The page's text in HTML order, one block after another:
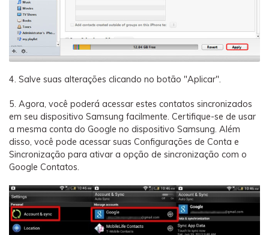
4. Salve suas alterações clicando no botão "Aplicar".
5. Agora, você poderá acessar estes contatos sincronizados
em seu dispositivo Samsung facilmente. Certifique-se de usar
a mesma conta do Google no dispositivo Samsung. Além
disso, você pode acessar suas Configurações de Conta e
Sincronização para ativar a opção de sincronização com o
Google Contatos.